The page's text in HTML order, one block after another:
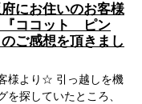
にお住いのお客様
『ココット ピン
ご感想を頂きまし
様より☆ 引っ越しを機
を探していたところ、